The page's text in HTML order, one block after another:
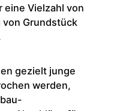
eine Vielzahl von
von Grundstück
gezielt junge
werden,